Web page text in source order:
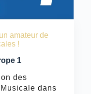
amateur de
!
1
des
dans